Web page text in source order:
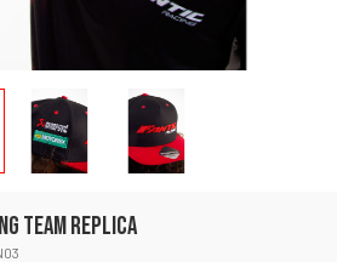
TEAM REPLICA